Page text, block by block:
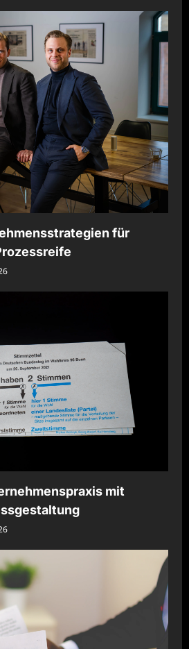
für
mit